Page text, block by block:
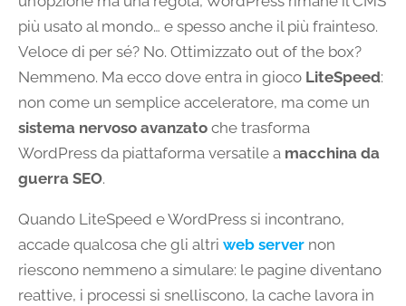
più usato al mondo… e spesso anche il più frainteso.
Veloce di per sé? No. Ottimizzato out of the box?
Nemmeno. Ma ecco dove entra in gioco LiteSpeed:
non come un semplice acceleratore, ma come un
sistema nervoso avanzato che trasforma
WordPress da piattaforma versatile a macchina da
guerra SEO.
Quando LiteSpeed e WordPress si incontrano,
accade qualcosa che gli altri web server non
riescono nemmeno a simulare: le pagine diventano
reattive, i processi si snelliscono, la cache lavora in